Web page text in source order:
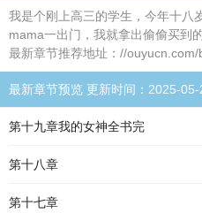
我是个刚上高三的学生，今年十八
mama一出门，我就拿出偷偷买到
最新章节推荐地址：//
最新章节预览 更新时间：2025-
第十九章我的女神全书完
第十八章
第十七章